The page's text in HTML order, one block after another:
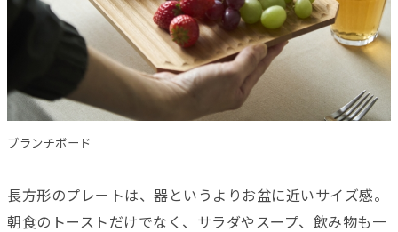
ブランチボード
長方形のプレートは、器というよりお盆に近いサイズ感。
朝食のトーストだけでなく、サラダやスープ、飲み物も一